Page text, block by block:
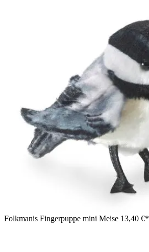
Folkmanis Fingerpuppe mini Meise 13,40 €*